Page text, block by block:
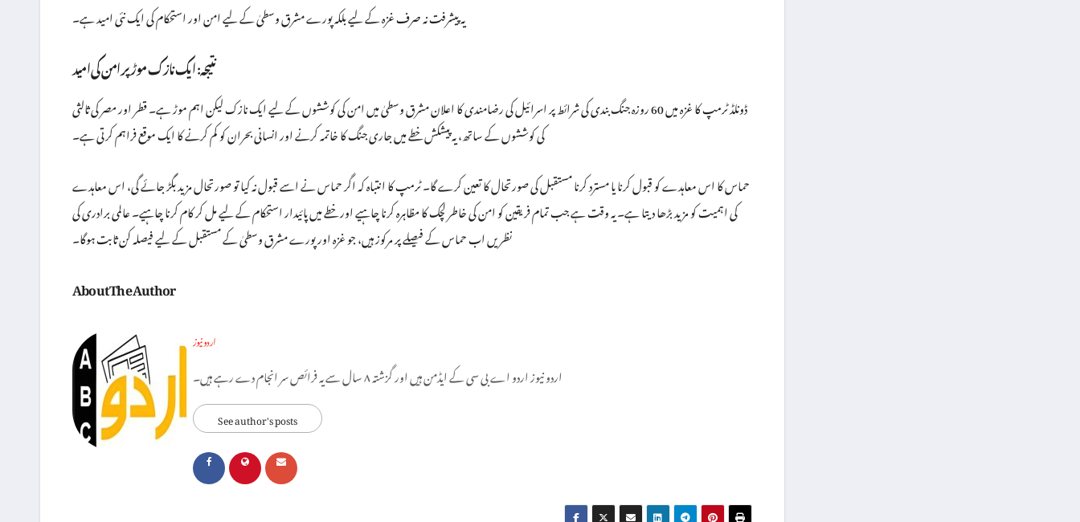
یہ پیشرفت نہ صرف غزہ کے لیے بلکہ پورے مشرق وسطیٰ کے لیے امن اور استحکام کی ایک نئی امید ہے۔
نتیجہ: ایک نازک موڑ پر امن کی امید
ڈونلڈ ٹرمپ کا غزہ میں 60 روزہ جنگ بندی کی شرائط پر اسرائیل کی رضامندی کا اعلان مشرق وسطیٰ میں امن کی کوششوں کے لیے ایک نازک لیکن اہم موڑ ہے۔ قطر اور مصر کی ثالثی
کی کوششوں کے ساتھ، یہ پیشکش خطے میں جاری جنگ کا خاتمہ کرنے اور انسانی بحران کو کم کرنے کا ایک موقع فراہم کرتی ہے۔
حماس کا اس معاہدے کو قبول کرنا یا مسترد کرنا مستقبل کی صورتحال کا تعین کرے گا۔ ٹرمپ کا انتباہ کہ اگر حماس نے اسے قبول نہ کیا تو صورتحال مزید بگڑ جائے گی، اس معاہدے
کی اہمیت کو مزید بڑھا دیتا ہے۔ یہ وقت ہے جب تمام فریقین کو امن کی خاطر لچک کا مظاہرہ کرنا چاہیے اور خطے میں پائیدار استحکام کے لیے مل کر کام کرنا چاہیے۔ عالمی برادری کی
نظریں اب حماس کے فیصلے پر مرکوز ہیں، جو غزہ اور پورے مشرق وسطیٰ کے مستقبل کے لیے فیصلہ کن ثابت ہوگا۔
About The Author
اردو نیوز
اردو نیوز اردو اے بی سی کے ایڈمن ہیں اور گزشتہ ۸ سال سے یہ فرائص سر انجام دے رہے ہیں۔
See author's posts